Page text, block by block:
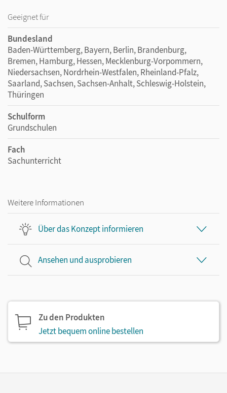
Geeignet für
Bundesland
Baden-Württemberg, Bayern, Berlin, Brandenburg,
Bremen, Hamburg, Hessen, Mecklenburg-Vorpommern,
Niedersachsen, Nordrhein-Westfalen, Rheinland-Pfalz,
Saarland, Sachsen, Sachsen-Anhalt, Schleswig-Holstein,
Thüringen
Schulform
Grundschulen
Fach
Sachunterricht
Weitere Informationen
Über das Konzept informieren
Ansehen und ausprobieren
Zu den Produkten
Jetzt bequem online bestellen